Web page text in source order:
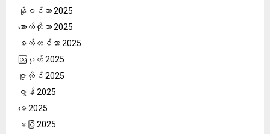
နိုဝင်ဘာ 2025
အောက်တိုဘာ 2025
စက်တင်ဘာ 2025
ဩဂုတ် 2025
ဇူလိုင် 2025
ဇွန် 2025
မေ 2025
ဧပြီ 2025